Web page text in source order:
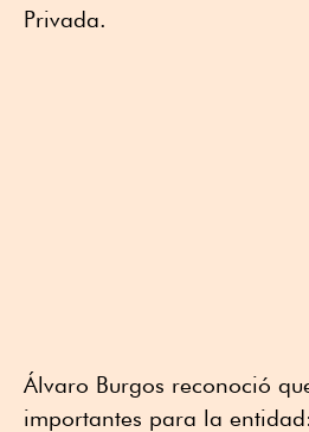
Privada.
Álvaro Burgos reconoció
importantes para la entidad: